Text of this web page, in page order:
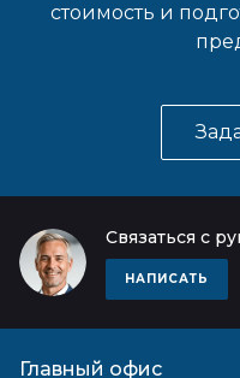
стоимость и
Связаться с
НАПИСАТЬ
Главный офис